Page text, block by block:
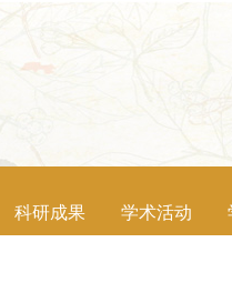
科研成果 学术活动